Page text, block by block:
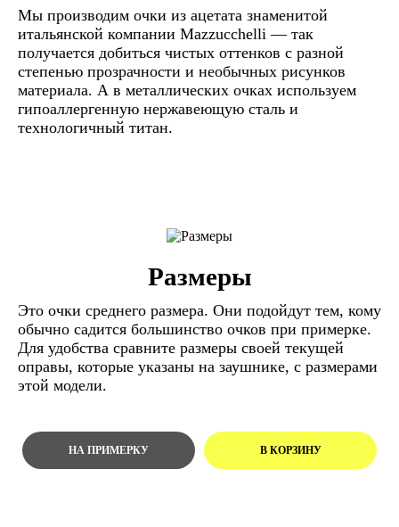
Мы производим очки из ацетата знаменитой
итальянской компании Mazzucchelli — так
получается добиться чистых оттенков с разной
степенью прозрачности и необычных рисунков
материала. А в металлических очках используем
гипоаллергенную нержавеющую сталь и
технологичный титан.
Размеры
Это очки среднего размера. Они подойдут тем, кому
обычно садится большинство очков при примерке.
Для удобства сравните размеры своей текущей
оправы, которые указаны на заушнике, с размерами
этой модели.